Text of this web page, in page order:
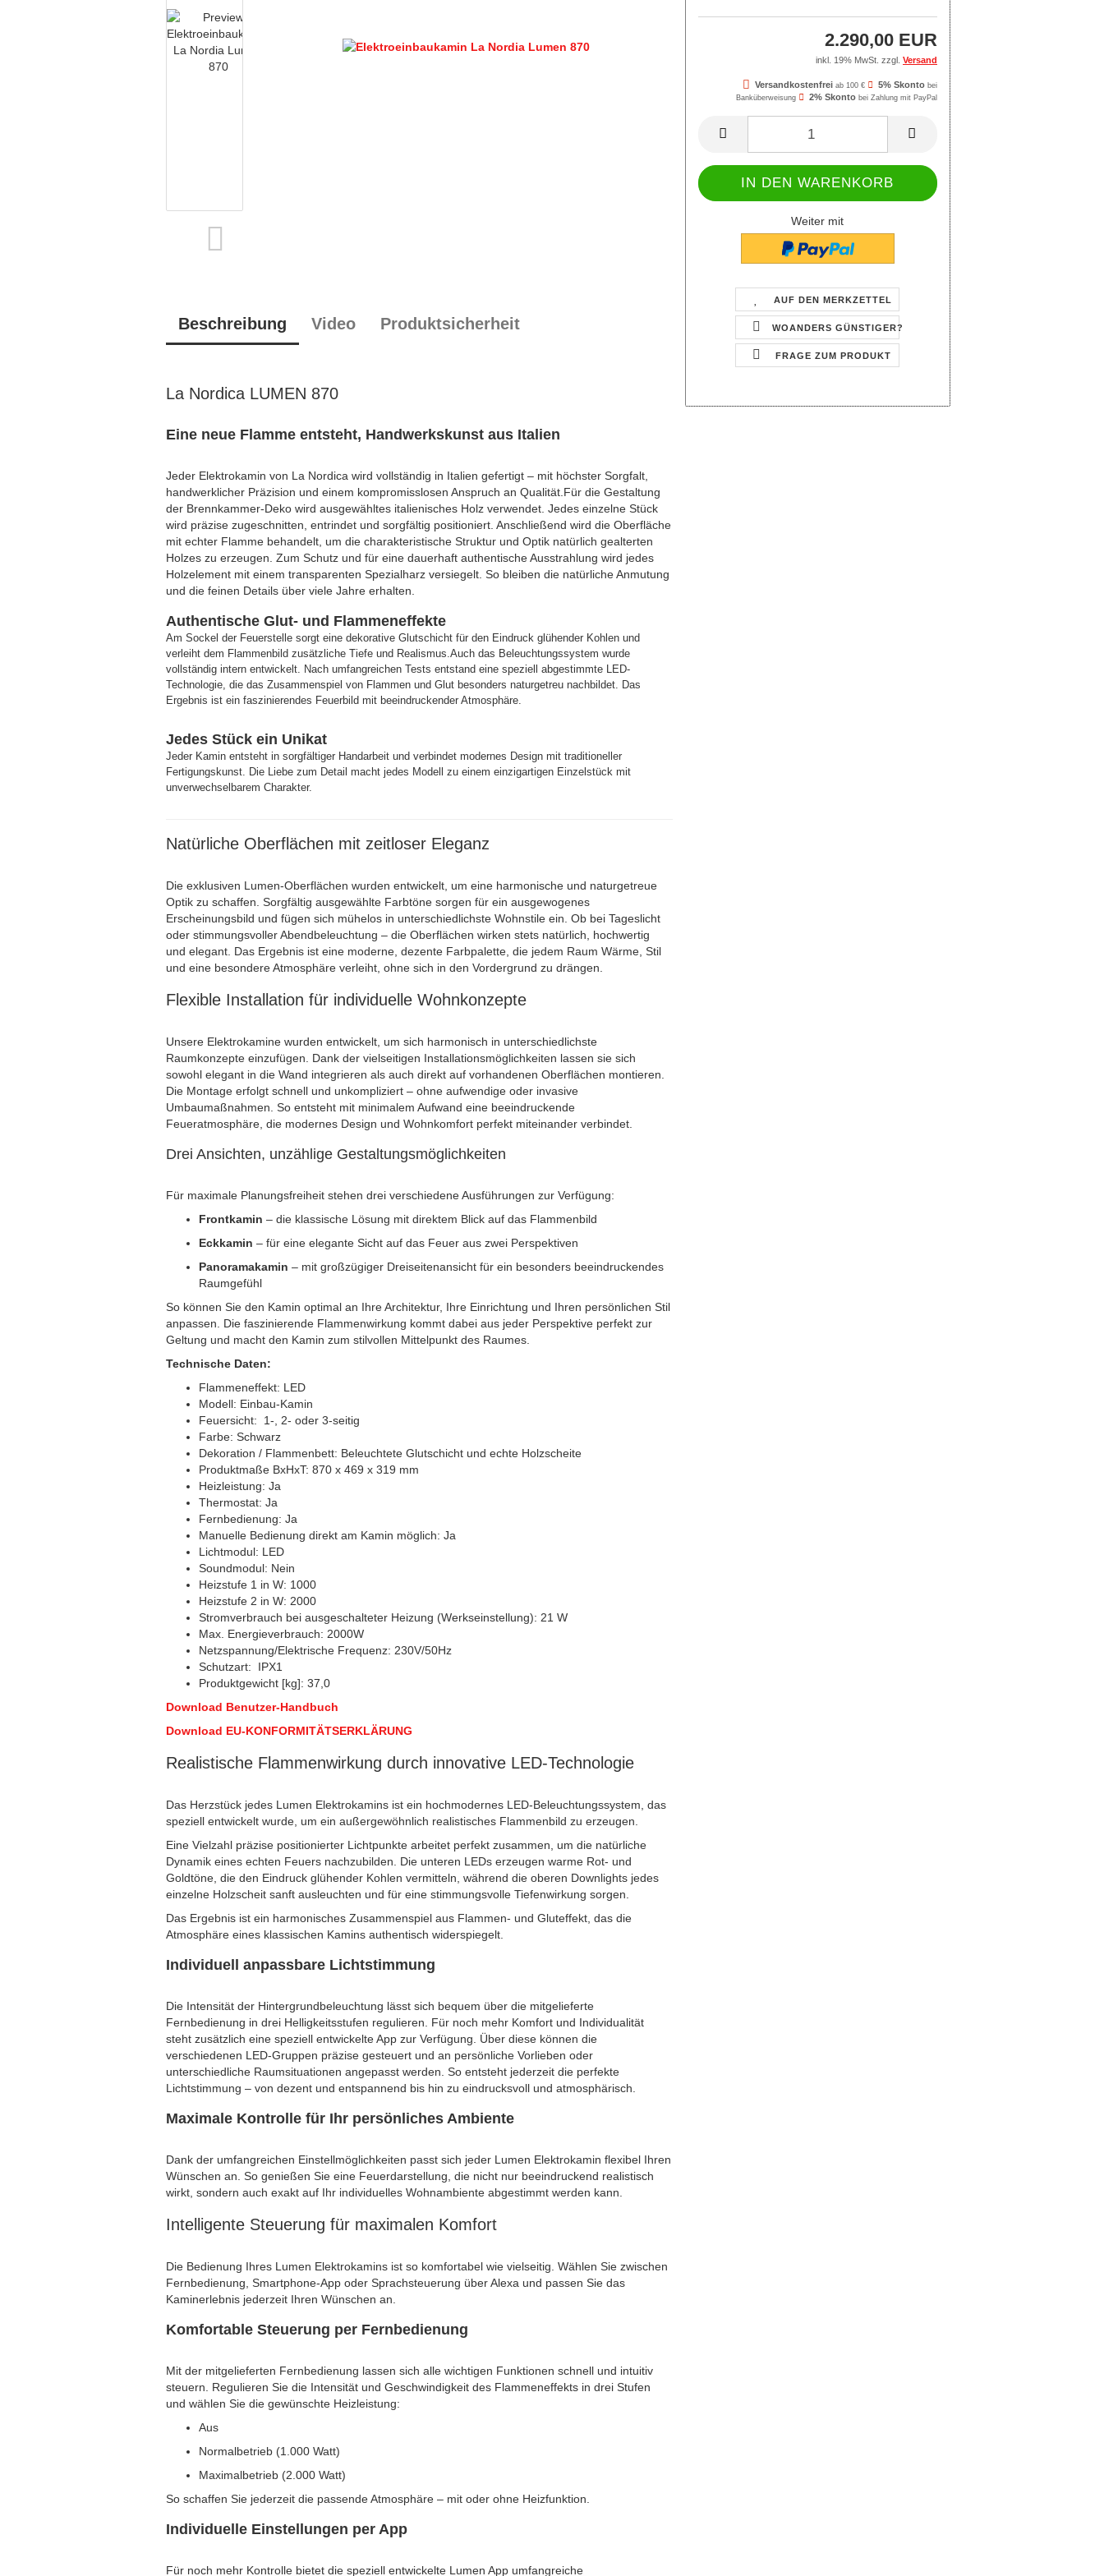
2.290,00 EUR
inkl. 19% MwSt. zzgl. Versand
Versandkostenfrei ab 100 € 5% Skonto bei
Banküberweisung
2% Skonto bei Zahlung mit PayPal
Weiter mit
AUF DEN MERKZETTEL
WOANDERS GÜNSTIGER?
FRAGE ZUM PRODUKT
Beschreibung Video Produktsicherheit
La Nordica LUMEN 870
Eine neue Flamme entsteht, Handwerkskunst aus Italien
Jeder Elektrokamin von La Nordica wird vollständig in Italien gefertigt – mit höchster Sorgfalt,
handwerklicher Präzision und einem kompromisslosen Anspruch an Qualität.Für die Gestaltung
der Brennkammer-Deko wird ausgewähltes italienisches Holz verwendet. Jedes einzelne Stück
wird präzise zugeschnitten, entrindet und sorgfältig positioniert. Anschließend wird die Oberfläche
mit echter Flamme behandelt, um die charakteristische Struktur und Optik natürlich gealterten
Holzes zu erzeugen. Zum Schutz und für eine dauerhaft authentische Ausstrahlung wird jedes
Holzelement mit einem transparenten Spezialharz versiegelt. So bleiben die natürliche Anmutung
und die feinen Details über viele Jahre erhalten.
Authentische Glut- und Flammeneffekte
Am Sockel der Feuerstelle sorgt eine dekorative Glutschicht für den Eindruck glühender Kohlen und
verleiht dem Flammenbild zusätzliche Tiefe und Realismus.Auch das Beleuchtungssystem wurde
vollständig intern entwickelt. Nach umfangreichen Tests entstand eine speziell abgestimmte LED-
Technologie, die das Zusammenspiel von Flammen und Glut besonders naturgetreu nachbildet. Das
Ergebnis ist ein faszinierendes Feuerbild mit beeindruckender Atmosphäre.
Jedes Stück ein Unikat
Jeder Kamin entsteht in sorgfältiger Handarbeit und verbindet modernes Design mit traditioneller
Fertigungskunst. Die Liebe zum Detail macht jedes Modell zu einem einzigartigen Einzelstück mit
unverwechselbarem Charakter.
Natürliche Oberflächen mit zeitloser Eleganz
Die exklusiven Lumen-Oberflächen wurden entwickelt, um eine harmonische und naturgetreue
Optik zu schaffen. Sorgfältig ausgewählte Farbtöne sorgen für ein ausgewogenes
Erscheinungsbild und fügen sich mühelos in unterschiedlichste Wohnstile ein. Ob bei Tageslicht
oder stimmungsvoller Abendbeleuchtung – die Oberflächen wirken stets natürlich, hochwertig
und elegant. Das Ergebnis ist eine moderne, dezente Farbpalette, die jedem Raum Wärme, Stil
und eine besondere Atmosphäre verleiht, ohne sich in den Vordergrund zu drängen.
Flexible Installation für individuelle Wohnkonzepte
Unsere Elektrokamine wurden entwickelt, um sich harmonisch in unterschiedlichste
Raumkonzepte einzufügen. Dank der vielseitigen Installationsmöglichkeiten lassen sie sich
sowohl elegant in die Wand integrieren als auch direkt auf vorhandenen Oberflächen montieren.
Die Montage erfolgt schnell und unkompliziert – ohne aufwendige oder invasive
Umbaumaßnahmen. So entsteht mit minimalem Aufwand eine beeindruckende
Feueratmosphäre, die modernes Design und Wohnkomfort perfekt miteinander verbindet.
Drei Ansichten, unzählige Gestaltungsmöglichkeiten
Für maximale Planungsfreiheit stehen drei verschiedene Ausführungen zur Verfügung:
Frontkamin – die klassische Lösung mit direktem Blick auf das Flammenbild
Eckkamin – für eine elegante Sicht auf das Feuer aus zwei Perspektiven
Panoramakamin – mit großzügiger Dreiseitenansicht für ein besonders beeindruckendes
Raumgefühl
So können Sie den Kamin optimal an Ihre Architektur, Ihre Einrichtung und Ihren persönlichen Stil
anpassen. Die faszinierende Flammenwirkung kommt dabei aus jeder Perspektive perfekt zur
Geltung und macht den Kamin zum stilvollen Mittelpunkt des Raumes.
Technische Daten:
Flammeneffekt: LED
Modell: Einbau-Kamin
Feuersicht: 1-, 2- oder 3-seitig
Farbe: Schwarz
Dekoration / Flammenbett: Beleuchtete Glutschicht und echte Holzscheite
Produktmaße BxHxT: 870 x 469 x 319 mm
Heizleistung: Ja
Thermostat: Ja
Fernbedienung: Ja
Manuelle Bedienung direkt am Kamin möglich: Ja
Lichtmodul: LED
Soundmodul: Nein
Heizstufe 1 in W: 1000
Heizstufe 2 in W: 2000
Stromverbrauch bei ausgeschalteter Heizung (Werkseinstellung): 21 W
Max. Energieverbrauch: 2000W
Netzspannung/Elektrische Frequenz: 230V/50Hz
Schutzart: IPX1
Produktgewicht [kg]: 37,0
Download Benutzer-Handbuch
Download EU-KONFORMITÄTSERKLÄRUNG
Realistische Flammenwirkung durch innovative LED-Technologie
Das Herzstück jedes Lumen Elektrokamins ist ein hochmodernes LED-Beleuchtungssystem, das
speziell entwickelt wurde, um ein außergewöhnlich realistisches Flammenbild zu erzeugen.
Eine Vielzahl präzise positionierter Lichtpunkte arbeitet perfekt zusammen, um die natürliche
Dynamik eines echten Feuers nachzubilden. Die unteren LEDs erzeugen warme Rot- und
Goldtöne, die den Eindruck glühender Kohlen vermitteln, während die oberen Downlights jedes
einzelne Holzscheit sanft ausleuchten und für eine stimmungsvolle Tiefenwirkung sorgen.
Das Ergebnis ist ein harmonisches Zusammenspiel aus Flammen- und Gluteffekt, das die
Atmosphäre eines klassischen Kamins authentisch widerspiegelt.
Individuell anpassbare Lichtstimmung
Die Intensität der Hintergrundbeleuchtung lässt sich bequem über die mitgelieferte
Fernbedienung in drei Helligkeitsstufen regulieren. Für noch mehr Komfort und Individualität
steht zusätzlich eine speziell entwickelte App zur Verfügung. Über diese können die
verschiedenen LED-Gruppen präzise gesteuert und an persönliche Vorlieben oder
unterschiedliche Raumsituationen angepasst werden. So entsteht jederzeit die perfekte
Lichtstimmung – von dezent und entspannend bis hin zu eindrucksvoll und atmosphärisch.
Maximale Kontrolle für Ihr persönliches Ambiente
Dank der umfangreichen Einstellmöglichkeiten passt sich jeder Lumen Elektrokamin flexibel Ihren
Wünschen an. So genießen Sie eine Feuerdarstellung, die nicht nur beeindruckend realistisch
wirkt, sondern auch exakt auf Ihr individuelles Wohnambiente abgestimmt werden kann.
Intelligente Steuerung für maximalen Komfort
Die Bedienung Ihres Lumen Elektrokamins ist so komfortabel wie vielseitig. Wählen Sie zwischen
Fernbedienung, Smartphone-App oder Sprachsteuerung über Alexa und passen Sie das
Kaminerlebnis jederzeit Ihren Wünschen an.
Komfortable Steuerung per Fernbedienung
Mit der mitgelieferten Fernbedienung lassen sich alle wichtigen Funktionen schnell und intuitiv
steuern. Regulieren Sie die Intensität und Geschwindigkeit des Flammeneffekts in drei Stufen
und wählen Sie die gewünschte Heizleistung:
Aus
Normalbetrieb (1.000 Watt)
Maximalbetrieb (2.000 Watt)
So schaffen Sie jederzeit die passende Atmosphäre – mit oder ohne Heizfunktion.
Individuelle Einstellungen per App
Für noch mehr Kontrolle bietet die speziell entwickelte Lumen App umfangreiche